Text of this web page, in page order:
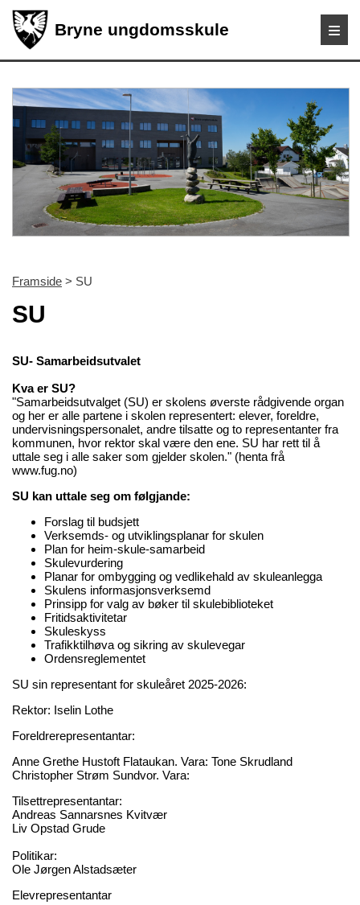
Bryne ungdomsskule
Framside > SU
SU
SU- Samarbeidsutvalet
Kva er SU?
"Samarbeidsutvalget (SU) er skolens øverste rådgivende organ
og her er alle partene i skolen representert: elever, foreldre,
undervisningspersonalet, andre tilsatte og to representanter fra
kommunen, hvor rektor skal være den ene. SU har rett til å
uttale seg i alle saker som gjelder skolen." (henta frå
www.fug.no)
SU kan uttale seg om følgjande:
Forslag til budsjett
Verksemds- og utviklingsplanar for skulen
Plan for heim-skule-samarbeid
Skulevurdering
Planar for ombygging og vedlikehald av skuleanlegga
Skulens informasjonsverksemd
Prinsipp for valg av bøker til skulebiblioteket
Fritidsaktivitetar
Skuleskyss
Trafikktilhøva og sikring av skulevegar
Ordensreglementet
SU sin representant for skuleåret 2025-2026:
Rektor: Iselin Lothe
Foreldrerepresentantar:
Anne Grethe Hustoft Flataukan. Vara: Tone Skrudland
Christopher Strøm Sundvor. Vara:
Tilsettrepresentantar:
Andreas Sannarsnes Kvitvær
Liv Opstad Grude
Politikar:
Ole Jørgen Alstadsæter
Elevrepresentantar